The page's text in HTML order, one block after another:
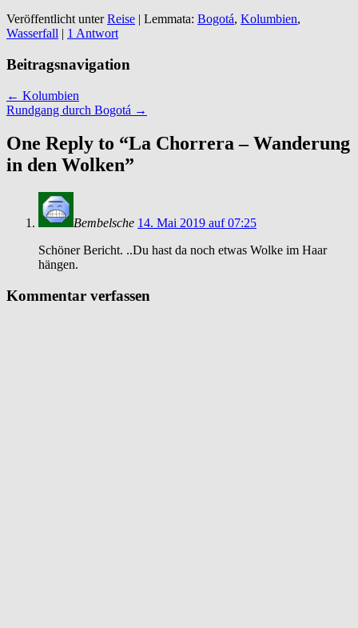
Veröffentlicht unterReise | Lemmata: Bogotá, Kolumbien,
Wasserfall | 1 Antwort
Beitragsnavigation
← Kolumbien
Rundgang durch Bogotá →
One Reply to “La Chorrera – Wanderung
in den Wolken”
Bembelsche 14. Mai 2019 auf 07:25
Schöner Bericht. ..Du hast da noch etwas Wolke im Haar
hängen.
Kommentar verfassen